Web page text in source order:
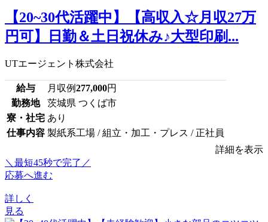
【20~30代活躍中】【高収入☆月収27万
円可】日勤＆土日祝休み♪大型印刷...
UTエージェント株式会社
給与 月収例277,000円
勤務地
茨城県 つくば市
寮・社宅 あり
仕事内容 製紙系工場 / 組立・加工・プレス / 正社員
詳細を表示
＼最短45秒で完了／
応募へ進む
詳しく
見る